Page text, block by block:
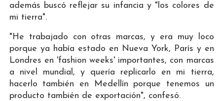
además buscó reflejar su infancia y "los colores de
mi tierra".
"He trabajado con otras marcas, y era muy loco
porque ya había estado en Nueva York, París y en
Londres en 'fashion weeks' importantes, con marcas
a nivel mundial, y quería replicarlo en mi tierra,
hacerlo también en Medellín porque tenemos un
producto también de exportación", confesó.